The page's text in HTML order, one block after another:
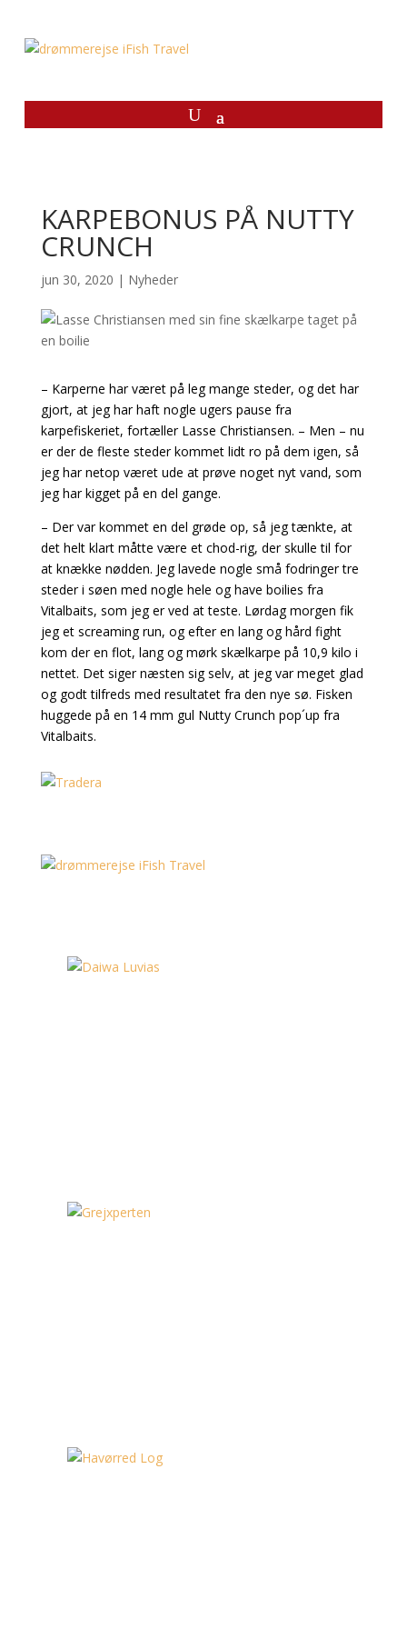
KARPEBONUS PÅ NUTTY
CRUNCH
jun 30, 2020 | Nyheder
– Karperne har været på leg mange steder, og det har
gjort, at jeg har haft nogle ugers pause fra
karpefiskeriet, fortæller Lasse Christiansen. – Men – nu
er der de fleste steder kommet lidt ro på dem igen, så
jeg har netop været ude at prøve noget nyt vand, som
jeg har kigget på en del gange.
– Der var kommet en del grøde op, så jeg tænkte, at
det helt klart måtte være et chod-rig, der skulle til for
at knække nødden. Jeg lavede nogle små fodringer tre
steder i søen med nogle hele og have boilies fra
Vitalbaits, som jeg er ved at teste. Lørdag morgen fik
jeg et screaming run, og efter en lang og hård fight
kom der en flot, lang og mørk skælkarpe på 10,9 kilo i
nettet. Det siger næsten sig selv, at jeg var meget glad
og godt tilfreds med resultatet fra den nye sø. Fisken
huggede på en 14 mm gul Nutty Crunch pop´up fra
Vitalbaits.